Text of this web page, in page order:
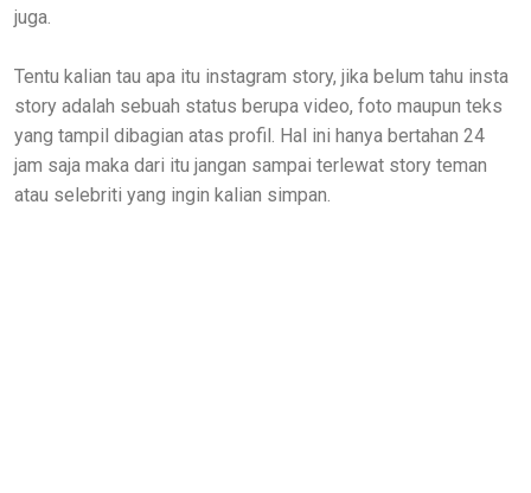
juga.
Tentu kalian tau apa itu instagram story, jika belum tahu insta
story adalah sebuah status berupa video, foto maupun teks
yang tampil dibagian atas profil. Hal ini hanya bertahan 24
jam saja maka dari itu jangan sampai terlewat story teman
atau selebriti yang ingin kalian simpan.